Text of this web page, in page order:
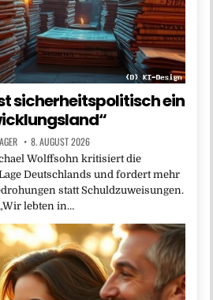
sicherheitspolitisch ein
8. AUGUST 2026
Wolffsohn kritisiert die
Deutschlands und fordert mehr
statt Schuldzuweisungen.
lebten in…